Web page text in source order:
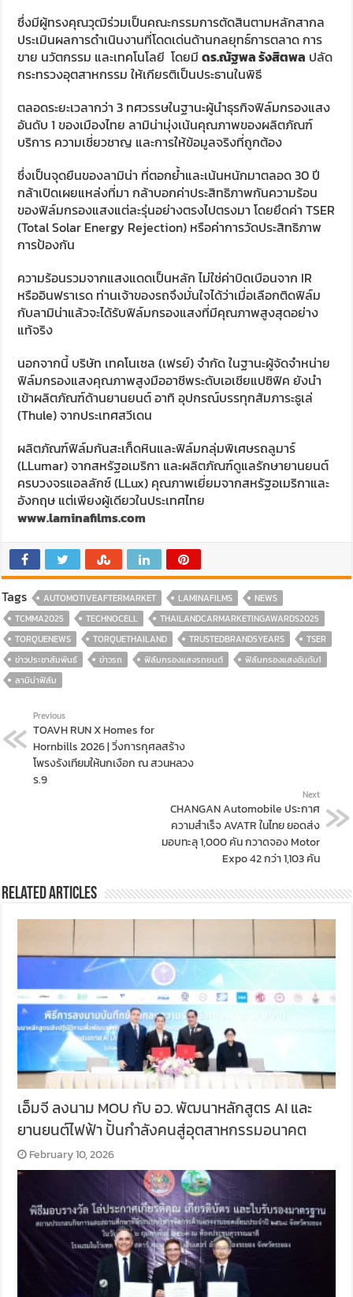
ซึ่งมีผู้ทรงคุณวุฒิร่วมเป็นคณะกรรมการตัดสินตามหลักสากล
ประเมินผลการดำเนินงานที่โดดเด่นด้านกลยุทธ์การตลาด การ
ขาย นวัตกรรม และเทคโนโลยี โดยมีดร.ณัฐพล รังสิตพล ปลัด
กระทรวงอุตสาหกรรม ให้เกียรติเป็นประธานในพิธี
ตลอดระยะเวลากว่า 3 ทศวรรษในฐานะผู้นำธุรกิจฟิล์มกรองแสง
อันดับ 1 ของเมืองไทย ลามิน่ามุ่งเน้นคุณภาพของผลิตภัณฑ์
บริการ ความเชี่ยวชาญ และการให้ข้อมูลจริงที่ถูกต้อง
ซึ่งเป็นจุดยืนของลามิน่า ที่ตอกย้ำและเน้นหนักมาตลอด 30 ปี
กล้าเปิดเผยแหล่งที่มา กล้าบอกค่าประสิทธิภาพกันความร้อน
ของฟิล์มกรองแสงแต่ละรุ่นอย่างตรงไปตรงมา โดยยึดค่า TSER
(Total Solar Energy Rejection) หรือค่าการวัดประสิทธิภาพ
การป้องกัน
ความร้อนรวมจากแสงแดดเป็นหลัก ไม่ใช่ค่าบิดเบือนจาก IR
หรืออินฟราเรด ท่านเจ้าของรถจึงมั่นใจได้ว่าเมื่อเลือกติดฟิล์ม
กับลามิน่าแล้วจะได้รับฟิล์มกรองแสงที่มีคุณภาพสูงสุดอย่าง
แท้จริง
นอกจากนี้ บริษัท เทคโนเซล (เฟรย์) จำกัด ในฐานะผู้จัดจำหน่าย
ฟิล์มกรองแสงคุณภาพสูงมืออาชีพระดับเอเชียแปซิฟิค ยังนำ
เข้าผลิตภัณฑ์ด้านยานยนต์ อาทิ อุปกรณ์บรรทุกสัมภาระธูเล่
(Thule) จากประเทศสวีเดน
ผลิตภัณฑ์ฟิล์มกันสะเก็ดหินและฟิล์มกลุ่มพิเศษรถลูมาร์
(LLumar) จากสหรัฐอเมริกา และผลิตภัณฑ์ดูแลรักษายานยนต์
ครบวงจรแอลลักซ์ (LLux) คุณภาพเยี่ยมจากสหรัฐอเมริกาและ
อังกฤษ แต่เพียงผู้เดียวในประเทศไทย
www.laminafilms.com
Tags AUTOMOTIVEAFTERMARKET LAMINAFILMS
NEWS
TCMMA2025
TECHNOCELL
THAILANDCARMARKETINGAWARDS2025
TORQUENEWS
TORQUETHAILAND TRUSTEDBRAND5YEARS
TSER
ข่าวประชาสัมพันธ์
ข่าวรถ ฟิล์มกรองแสงรถยนต์
ฟิล์มกรองแสงอันดับ1
ลามิน่าฟิล์ม
Previous
TOAVH RUN X Homes for
Hornbills 2026 | วิ่งการกุศลสร้าง
โพรงรังเทียมให้นกเงือก ณ สวนหลวง
ร.9
Next
CHANGAN Automobile ประกาศ
ความสำเร็จ AVATR ในไทย ยอดส่ง
มอบทะลุ 1,000 คัน กวาดจอง Motor
Expo 42 กว่า 1,103 คัน
Related Articles
เอ็มจี ลงนาม MOU กับ อว. พัฒนาหลักสูตร AI และ
ยานยนต์ไฟฟ้า ปั้นกำลังคนสู่อุตสาหกรรมอนาคต
February 10, 2026